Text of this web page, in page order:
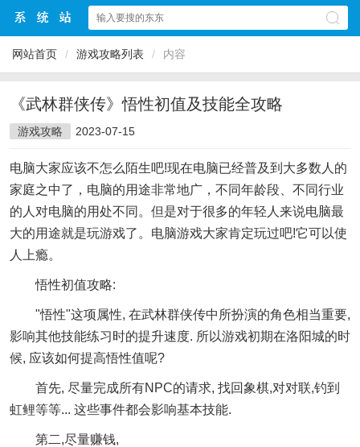
网站首页 / 游戏攻略列表 / 内容
《武林群侠传》悟性初值及技能全攻略
游戏攻略 2023-07-15
电脑大家应该不怎么陌生吧!现在电脑已经普及到大多数人的
家庭之中了，电脑的用途非常地广，不同年龄段、不同行业
的人对电脑的用处不同。但是对于很多的年轻人来说电脑最
大的用途就是玩游戏了。电脑游戏大家肯定玩过吧!它可以使
人上瘾。
悟性初值攻略:
"悟性"这项属性, 在武林群侠传中所扮演的角色相当重要,
影响其他技能练习时的提升速度. 所以游戏初期在洛阳城的时
候, 应该如何提高悟性值呢?
首先, 尽量完成所有NPC的请求, 找回象棋,对对联,钓到
虹鲤等等... 这些事件都会影响基本技能.
第二,尽量赚钱,